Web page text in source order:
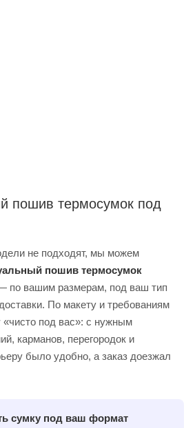
пошив термосумок под
не подходят, мы можем
пошив термосумок
по вашим размерам, под ваш тип
По макету и требованиям
под вас»: с нужным
карманов, перегородок и
было удобно, а заказ доезжал
сумку под ваш формат